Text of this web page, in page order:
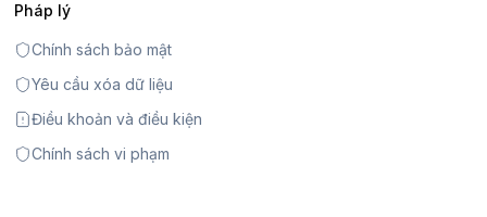
Pháp lý
Chính sách bảo mật
Yêu cầu xóa dữ liệu
Điều khoản và điều kiện
Chính sách vi phạm